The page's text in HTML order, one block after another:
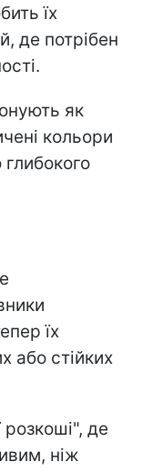
їх
де потрібен
як
кольори
їх
або стійких
розкоші", де
ніж